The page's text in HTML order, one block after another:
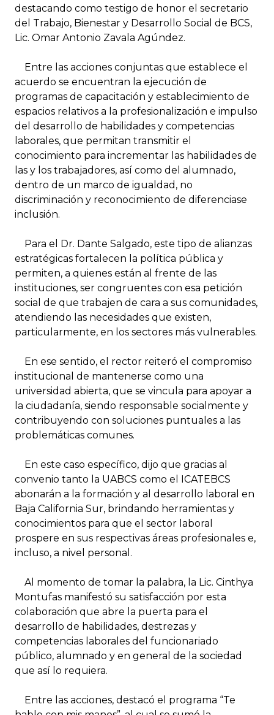
destacando como testigo de honor el secretario
del Trabajo, Bienestar y Desarrollo Social de BCS,
Lic. Omar Antonio Zavala Agúndez.
Entre las acciones conjuntas que establece el
acuerdo se encuentran la ejecución de
programas de capacitación y establecimiento de
espacios relativos a la profesionalización e impulso
del desarrollo de habilidades y competencias
laborales, que permitan transmitir el
conocimiento para incrementar las habilidades de
las y los trabajadores, así como del alumnado,
dentro de un marco de igualdad, no
discriminación y reconocimiento de diferenciase
inclusión.
Para el Dr. Dante Salgado, este tipo de alianzas
estratégicas fortalecen la política pública y
permiten, a quienes están al frente de las
instituciones, ser congruentes con esa petición
social de que trabajen de cara a sus comunidades,
atendiendo las necesidades que existen,
particularmente, en los sectores más vulnerables.
En ese sentido, el rector reiteró el compromiso
institucional de mantenerse como una
universidad abierta, que se vincula para apoyar a
la ciudadanía, siendo responsable socialmente y
contribuyendo con soluciones puntuales a las
problemáticas comunes.
En este caso específico, dijo que gracias al
convenio tanto la UABCS como el ICATEBCS
abonarán a la formación y al desarrollo laboral en
Baja California Sur, brindando herramientas y
conocimientos para que el sector laboral
prospere en sus respectivas áreas profesionales e,
incluso, a nivel personal.
Al momento de tomar la palabra, la Lic. Cinthya
Montufas manifestó su satisfacción por esta
colaboración que abre la puerta para el
desarrollo de habilidades, destrezas y
competencias laborales del funcionariado
público, alumnado y en general de la sociedad
que así lo requiera.
Entre las acciones, destacó el programa “Te